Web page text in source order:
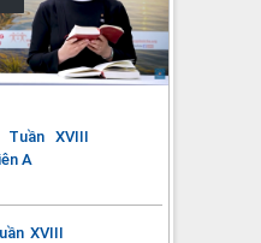
XVIII
A
XVIII